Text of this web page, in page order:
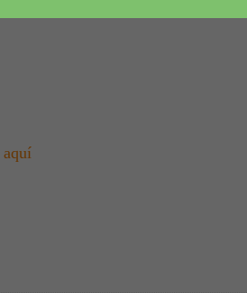
aquí